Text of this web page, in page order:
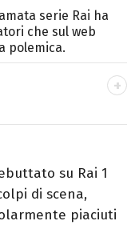
serie Rai ha
che sul web
polemica.
SITO
e pubblicista
Cinema e
ama la scrittura
su Rai 1
di scena,
piaciuti